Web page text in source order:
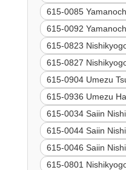
615-0085
615-0092
615-0823
615-0827
615-0904 Umezu
615-0936 Umezu
615-0034 Saiin
615-0044 Saiin
615-0046 Saiin
615-0801